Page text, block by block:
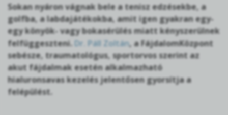
Sokan nyáron vágnak bele a tenisz edzésekbe, a
golfba, a labdajátékokba, amit igen gyakran egy-
egy könyök- vagy bokasérülés miatt kényszerülnek
felfüggeszteni.
Dr. Páll Zoltán, a FájdalomKözpont
sebésze, traumatológus, sportorvos szerint az
akut fájdalmak esetén alkalmazható
hialuronsavas kezelés jelentősen gyorsítja a
felépülést.